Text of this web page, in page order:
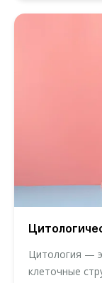
Цитология —
клеточные